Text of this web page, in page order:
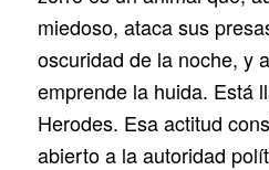
miedoso, ataca sus
oscuridad de la noche, y
emprende la huida. Está
Herodes. Esa actitud
abierto a la autoridad